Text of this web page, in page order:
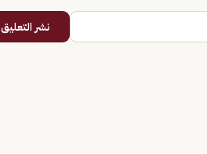
نشر التعليق